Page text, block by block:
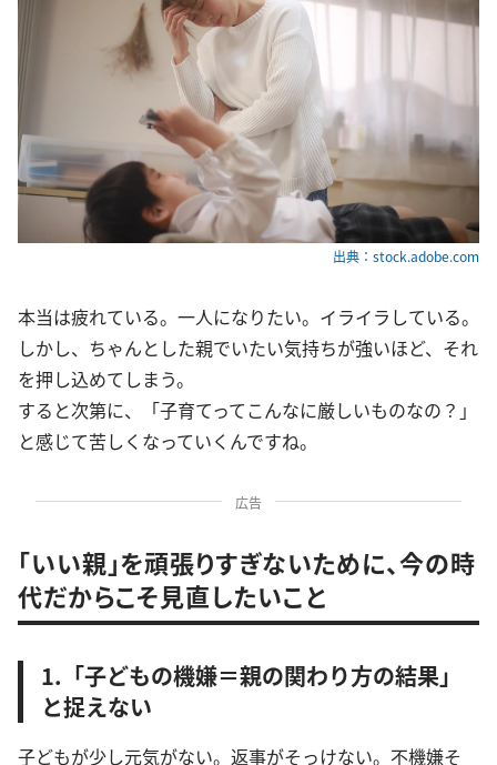
出典：stock.adobe.com
本当は疲れている。一人になりたい。イライラしている。
しかし、ちゃんとした親でいたい気持ちが強いほど、それ
を押し込めてしまう。
すると次第に、「子育てってこんなに厳しいものなの？」
と感じて苦しくなっていくんですね。
広告
「いい親」を頑張りすぎないために、今の時
代だからこそ見直したいこと
1.「子どもの機嫌＝親の関わり方の結果」
と捉えない
子どもが少し元気がない。返事がそっけない。不機嫌そ